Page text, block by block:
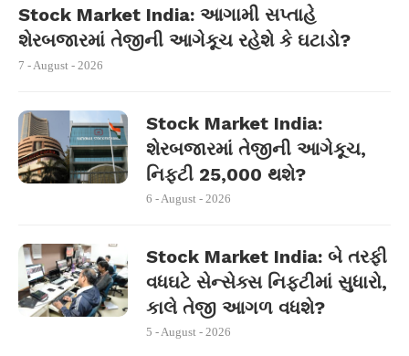
Stock Market India: આગામી સપ્તાહે
શેરબજારમાં તેજીની આગેકૂચ રહેશે કે ઘટાડો?
7 - August - 2026
Stock Market India:
શેરબજારમાં તેજીની આગેકૂચ,
નિફ્ટી 25,000 થશે?
6 - August - 2026
Stock Market India: બે તરફી
વધઘટે સેન્સેક્સ નિફ્ટીમાં સુધારો,
કાલે તેજી આગળ વધશે?
5 - August - 2026